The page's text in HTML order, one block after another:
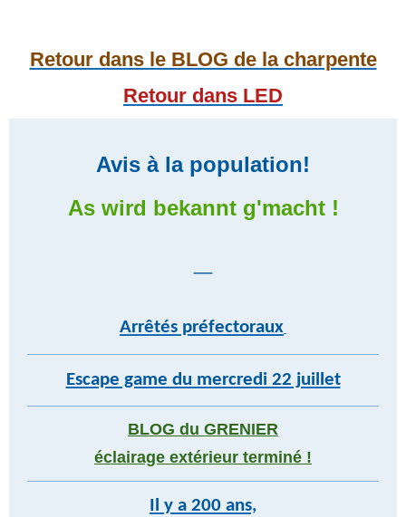
Retour dans le BLOG de la charpente
Retour dans LED
Avis à la population!
As wird bekannt g'macht !
Arrêtés préfectoraux
Escape game du mercredi 22 juillet
BLOG du GRENIER
éclairage extérieur terminé !
Il y a 200 ans,